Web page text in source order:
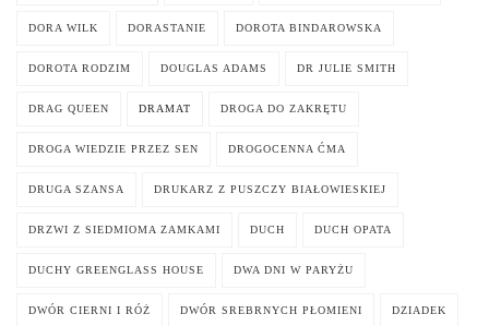
DORA WILK DORASTANIE DOROTA BINDAROWSKA
DOROTA RODZIM DOUGLAS ADAMS DR JULIE SMITH
DRAG QUEEN DRAMAT DROGA DO ZAKRĘTU
DROGA WIEDZIE PRZEZ SEN DROGOCENNA ĆMA
DRUGA SZANSA DRUKARZ Z PUSZCZY BIAŁOWIESKIEJ
DRZWI Z SIEDMIOMA ZAMKAMI DUCH DUCH OPATA
DUCHY GREENGLASS HOUSE DWA DNI W PARYŻU
DWÓR CIERNI I RÓŻ DWÓR SREBRNYCH PŁOMIENI DZIADEK